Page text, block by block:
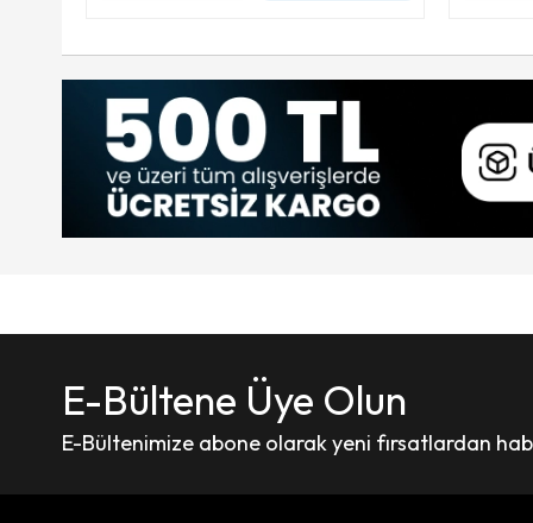
E-Bültene Üye Olun
E-Bültenimize abone olarak yeni fırsatlardan